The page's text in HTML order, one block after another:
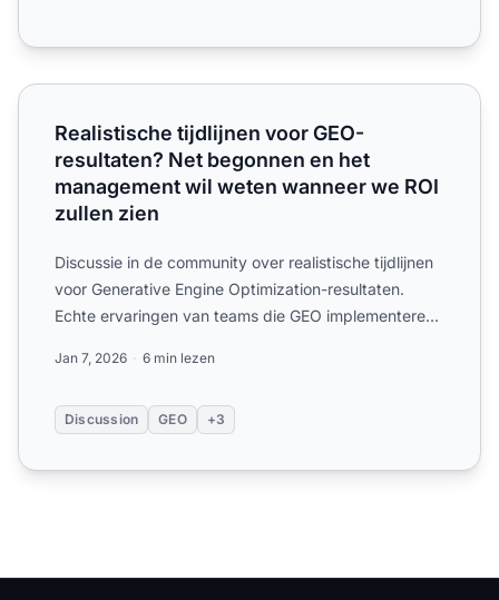
Realistische tijdlijnen voor GEO-resultaten? Net
Realistische tijdlijnen voor GEO-
resultaten? Net begonnen en het
management wil weten wanneer we ROI
zullen zien
Discussie in de community over realistische tijdlijnen
voor Generative Engine Optimization-resultaten.
Echte ervaringen van teams die GEO implementeren
Jan 7, 2026 6 min lezen
Discussion GEO +3